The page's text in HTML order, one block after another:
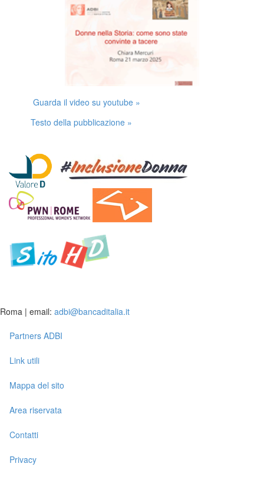
Guarda il video su youtube »
Testo della pubblicazione »
Roma | email: adbi@bancaditalia.it
Partners ADBI
Link utili
Mappa del sito
Area riservata
Contatti
Privacy